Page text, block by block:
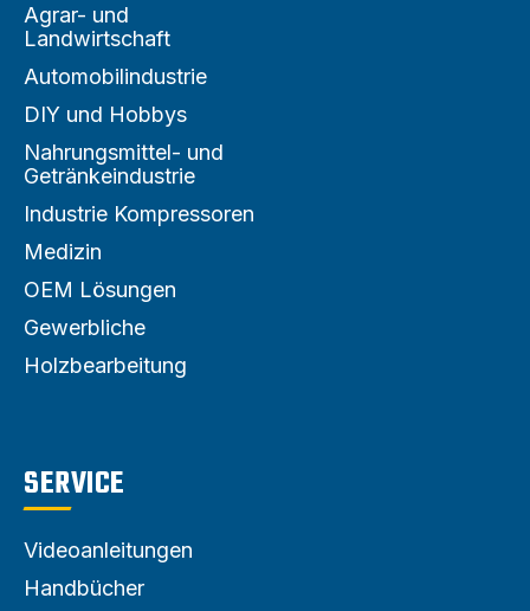
Agrar- und
Landwirtschaft
Automobilindustrie
DIY und Hobbys
Nahrungsmittel- und
Getränkeindustrie
Industrie Kompressoren
Medizin
OEM Lösungen
Gewerbliche
Holzbearbeitung
SERVICE
Videoanleitungen
Handbücher